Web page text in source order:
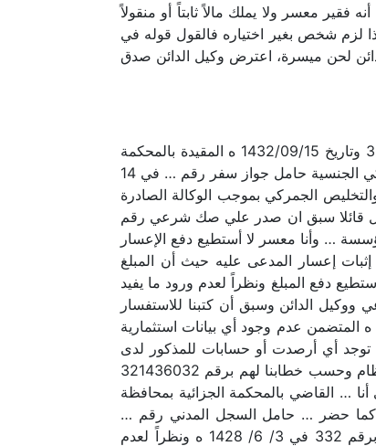
فقير معسر ولا يملك مالاً ثابتاً أو منقولاً
لزم شخص بغير اختياره فالقول قوله في
لحن ميسرة، اعترض وكيل الدائن صدق
الحمد لله وحده وبعد فلدي أنا … رئيس المحكمة الجزائية بمحافظة القطيف وبناء على المعاملة المحالة لنا برقم 32412071 وتاريخ 1432/09/15 ه المقيدة بالمحكمة
برقم 321195590 وتاريخ 1432/09/15 ه ففي يوم الثلاثاء الموافق 29 / 10 / 1432 ه افتتحت الجلسة وقد حضر … سريلانكي الجنسية حامل جواز سفر رقم … في 14
الجمركي بموجب الوكالة الصادرة
الاول قائلا سبق ان صدر علي صك شرعي رقم
الحكم علي بدفع مائة وسبعة عشر ألف 117000 ريال ل…صاحب مؤسسة … وأنا معسر لا أستطيع دفع الإعسار
إعسار المدعى عليه حيث أن المبلغ
دفع المبلغ ونظراً لعدم ورود ما يفيد
في إيقافه لمدة شهرين وفي جلسة أخرى بتاريخ 1/ 1/ 1433 ه حضر المدعي ووكيل الدائن وسبق أن كتبنا للاستفسار
عن حسابات المدعى والمحافظ الاستثمارية فوردنا كتاب رئيس مجلس هيئة السوق المالية رقم 6/ 5513 في 3/ 12 / 1432 ه المتضمن عدم وجود أي بيانات استثمارية
رقم 7835 / 22 ش/ 3780 في 19 / 12 / 1432 ه المتضمن أنه لا توجد أي أرصدت أو حسابات للمذكور لدى
جميع البنوك والمصارف العاملة بالمملكة ونظراً لعدم استكمال جهات التنفيذ البحث والتحري عن مدعي الإعسار حسب النظام وحسب خطابنا لهم برقم 321436032
قررت استمرار في إيقاف المدعى لمدة ثلاثة أشهر وفي جلسة أخرى بتاريخ 3/ 4/ 1433 ه لدي أنا … القاضي بالمحكمة الجزائية بمحافظة
التكليف رقم 6160 في 1433/3/30 ه حضر مدعي الإعسار كما حضر … حامل السجل المدني رقم …
بالوكالة عن … صاحب مؤسسة ……….. بموجب الوكالة الصادرة من كاتب العدل في الغرفة التجارية والصناعية بالدمام برقم 332 في 3/ 6/ 1428 ه ونظراً لعدم